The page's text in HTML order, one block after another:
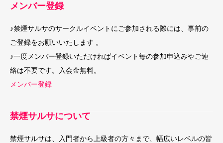
メンバー登録
♪禁煙サルサのサークルイベントにご参加される際には、事前の
ご登録をお願いいたします 。
♪一度メンバー登録いただければイベント毎の参加申込みやご連
絡は不要です。入会金無料。
メンバー登録
禁煙サルサについて
禁煙サルサは、入門者から上級者の方々まで、幅広いレベルの皆